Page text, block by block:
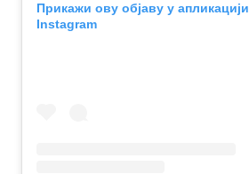
Прикажи ову објаву у апликацији
Instagram